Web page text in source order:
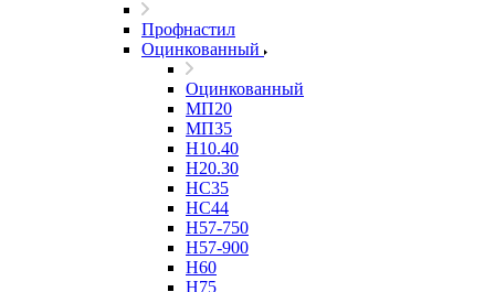
Профнастил
Оцинкованный
Оцинкованный
МП20
МП35
Н10.40
Н20.30
НС35
НС44
Н57-750
Н57-900
Н60
Н75